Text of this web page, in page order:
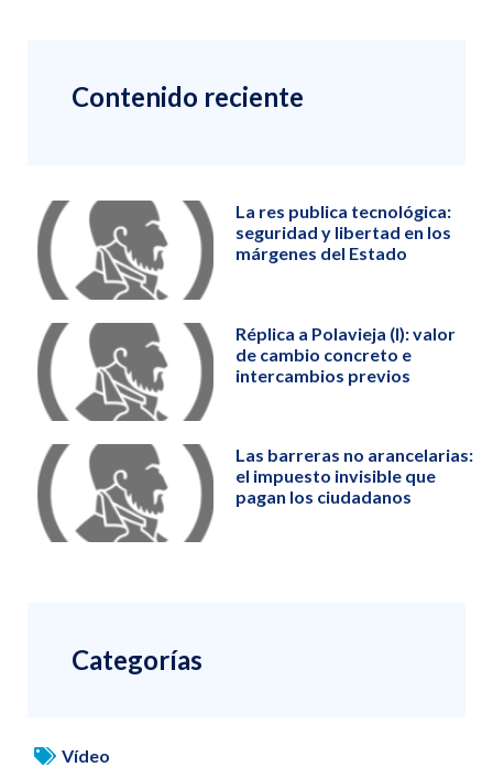
Contenido reciente
La res publica tecnológica:
seguridad y libertad en los
márgenes del Estado
Réplica a Polavieja (I): valor
de cambio concreto e
intercambios previos
Las barreras no arancelarias:
el impuesto invisible que
pagan los ciudadanos
Categorías
Vídeo